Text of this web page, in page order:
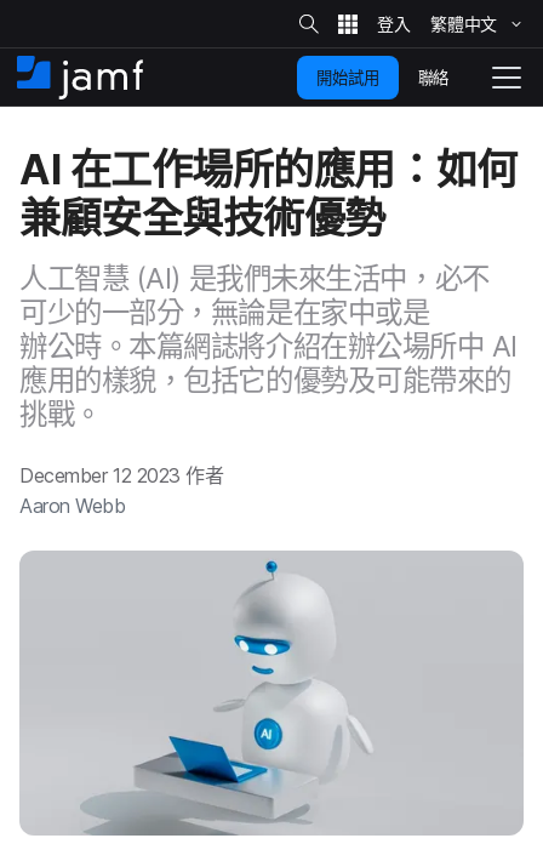
​
至
​
要
​
內
容
網
站
​搜
尋
繁體​中文
住
家
切
換
瀏
覽
開始試用 聯絡
AI 在​工作​場所​的​應用：​如何​
兼顧​安全​與​技術​優勢
人​工智慧 (AI) 是​我們​未來​生活​中，​必不​
可少​的​一​部分，​無論​是​在​家​中​或​是​
辦公時。​本篇​網誌​將​介紹​在​辦​公場​所​中 AI
應用​的​樣貌，​包括​它​的​優勢​及​可能​帶來​的​
挑戰。
December 12 2023作​者
Aaron Webb